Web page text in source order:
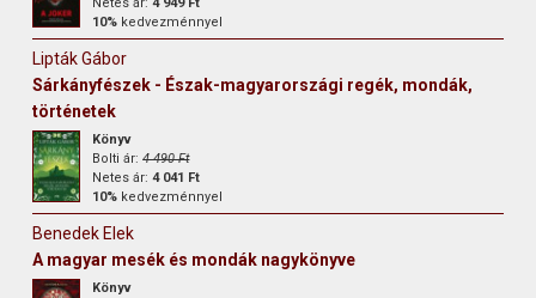
10% kedvezménnyel
Lipták Gábor
Sárkányfészek - Észak-magyarországi regék, mondák,
történetek
Könyv
Bolti ár:4 490 Ft
Netes ár:4 041 Ft
10% kedvezménnyel
Benedek Elek
A magyar mesék és mondák nagykönyve
Könyv